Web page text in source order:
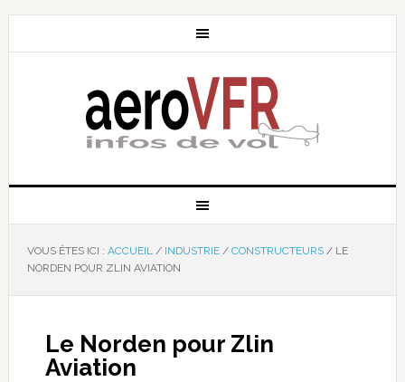
VOUS ÊTES ICI : ACCUEIL / INDUSTRIE / CONSTRUCTEURS /LE
NORDEN POUR ZLIN AVIATION
Le Norden pour Zlin
Aviation